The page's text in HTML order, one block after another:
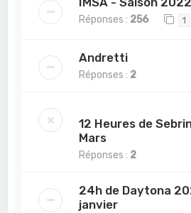
Réponses : 256 1
Andretti
Réponses : 2
12 Heures de
Mars
Réponses : 2
24h de Daytona
janvier